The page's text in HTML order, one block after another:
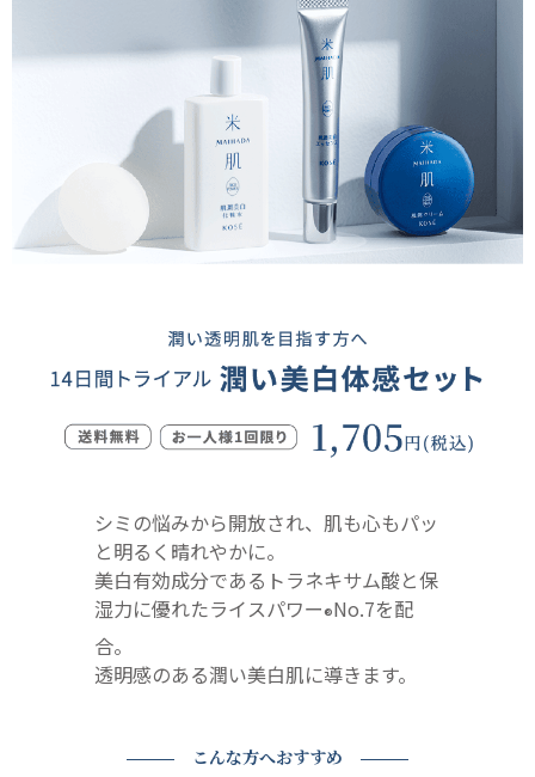
シミの悩みから開放され、肌も心もパッ
と明るく晴れやかに。
美白有効成分であるトラネキサム酸と保
湿力に優れたライスパワー®No.7を配
合。
透明感のある潤い美白肌に導きます。
こんな方へおすすめ